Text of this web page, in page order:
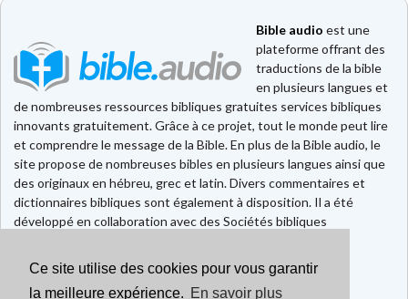
Ce site utilise des cookies pour vous garantir
la meilleure expérience. En savoir plus
Bible audio est une
plateforme offrant des
traductions de la bible
en plusieurs langues et
de nombreuses ressources bibliques gratuites services bibliques
innovants gratuitement. Grâce à ce projet, tout le monde peut lire
et comprendre le message de la Bible. En plus de la Bible audio, le
site propose de nombreuses bibles en plusieurs langues ainsi que
des originaux en hébreu, grec et latin. Divers commentaires et
dictionnaires bibliques sont également à disposition. Il a été
développé en collaboration avec des Sociétés bibliques
Faire un don
Contact